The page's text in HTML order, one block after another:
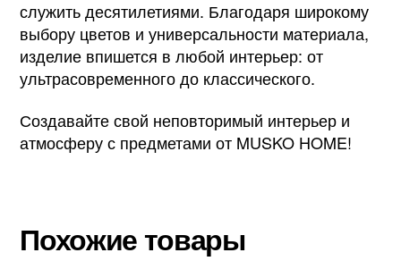
служить десятилетиями. Благодаря широкому
выбору цветов и универсальности материала,
изделие впишется в любой интерьер: от
ультрасовременного до классического.
Создавайте свой неповторимый интерьер и
атмосферу с предметами от MUSKO HOME!
Похожие товары